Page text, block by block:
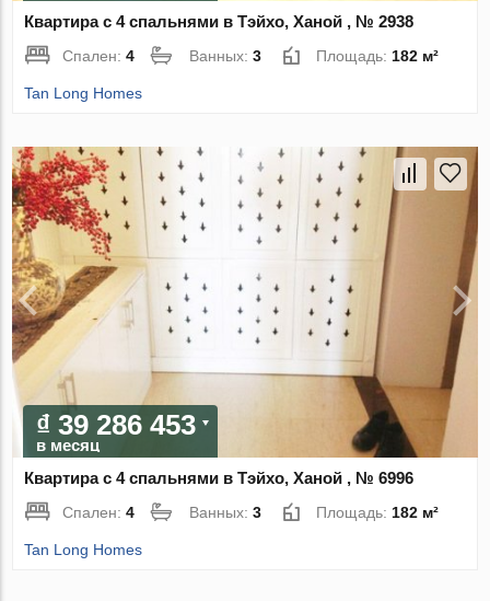
Квартира с 4 спальнями в Тэйхо, Ханой , № 2938
Спален:4 Ванных:3 Площадь: 182 м²
Tan Long Homes
₫ 39 286 453
в месяц
Квартира с 4 спальнями в Тэйхо, Ханой , № 6996
Спален:4 Ванных:3 Площадь: 182 м²
Tan Long Homes